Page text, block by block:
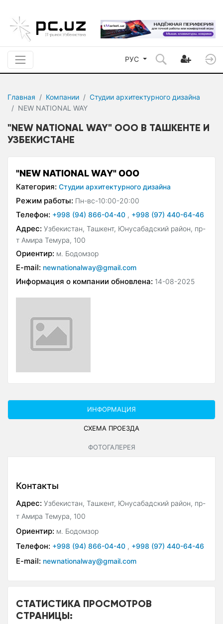
РУС
Главная Компании
Студии архитектурного дизайна
NEW NATIONAL WAY
"NEW NATIONAL WAY" ООО В ТАШКЕНТЕ И
УЗБЕКИСТАНЕ
"NEW NATIONAL WAY" ООО
Категория: Студии архитектурного дизайна
Режим работы: Пн-вс-10:00-20:00
Телефон: +998 (94) 866-04-40 , +998 (97) 440-64-46
Адрес: Узбекистан, Ташкент, Юнусабадский район, пр-
т Амира Темура, 100
Ориентир: м. Бодомзор
E-mail: newnationalway@gmail.com
Информация о компании обновлена: 14-08-2025
ИНФОРМАЦИЯ
СХЕМА ПРОЕЗДА
ФОТОГАЛЕРЕЯ
Контакты
Адрес: Узбекистан, Ташкент, Юнусабадский район, пр-
т Амира Темура, 100
Ориентир: м. Бодомзор
Телефон: +998 (94) 866-04-40 , +998 (97) 440-64-46
E-mail: newnationalway@gmail.com
СТАТИСТИКА ПРОСМОТРОВ
СТРАНИЦЫ: